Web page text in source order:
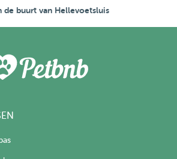
de buurt van Hellevoetsluis